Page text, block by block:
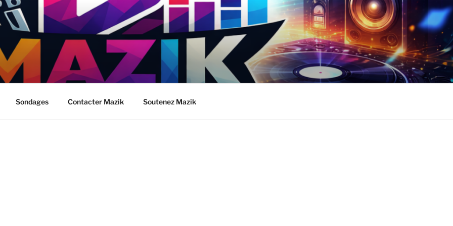
Sondages Contacter Mazik Soutenez Mazik